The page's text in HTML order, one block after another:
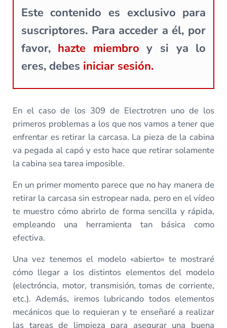
Este contenido es exclusivo para
suscriptores. Para acceder a él, por
favor, hazte miembro y si ya lo
eres, debes iniciar sesión.
En el caso de los 309 de Electrotren uno de los
primeros problemas a los que nos vamos a tener que
enfrentar es retirar la carcasa. La pieza de la cabina
va pegada al capó y esto hace que retirar solamente
la cabina sea tarea imposible.
En un primer momento parece que no hay manera de
retirar la carcasa sin estropear nada, pero en el vídeo
te muestro cómo abrirlo de forma sencilla y rápida,
empleando una herramienta tan básica como
efectiva.
Una vez tenemos el modelo «abierto» te mostraré
cómo llegar a los distintos elementos del modelo
(electróncia, motor, transmisión, tomas de corriente,
etc.). Además, iremos lubricando todos elementos
mecánicos que lo requieran y te enseñaré a realizar
las tareas de limpieza para asegurar una buena